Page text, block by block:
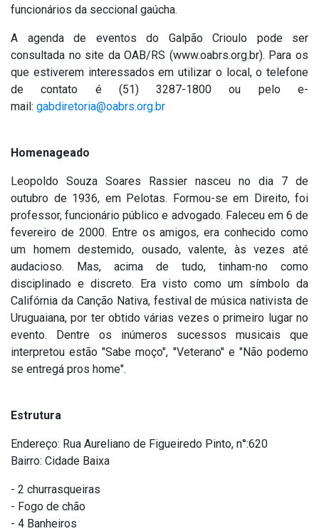
funcionários da seccional gaúcha.
A agenda de eventos do Galpão Crioulo pode ser
consultada no site da OAB/RS (www.oabrs.org.br). Para os
que estiverem interessados em utilizar o local, o telefone
de contato é (51) 3287-1800 ou pelo e-
mail: gabdiretoria@oabrs.org.br
Homenageado
Leopoldo Souza Soares Rassier nasceu no dia 7 de
outubro de 1936, em Pelotas. Formou-se em Direito, foi
professor, funcionário público e advogado. Faleceu em 6 de
fevereiro de 2000. Entre os amigos, era conhecido como
um homem destemido, ousado, valente, às vezes até
audacioso. Mas, acima de tudo, tinham-no como
disciplinado e discreto. Era visto como um símbolo da
Califórnia da Canção Nativa, festival de música nativista de
Uruguaiana, por ter obtido várias vezes o primeiro lugar no
evento. Dentre os inúmeros sucessos musicais que
interpretou estão "Sabe moço", "Veterano" e "Não podemo
se entregá pros home".
Estrutura
Endereço: Rua Aureliano de Figueiredo Pinto, n°:620
Bairro: Cidade Baixa
- 2 churrasqueiras
- Fogo de chão
- 4 Banheiros